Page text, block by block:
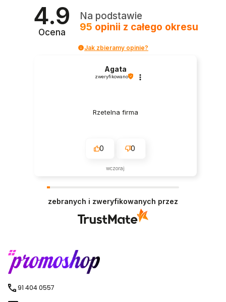
4.9
Ocena
Na podstawie
95 opinii z całego okresu
Jak zbieramy opinie?
Agata
zweryfikowano
Rzetelna firma
0 0
wczoraj
zebranych i zweryfikowanych przez
91 404 0557